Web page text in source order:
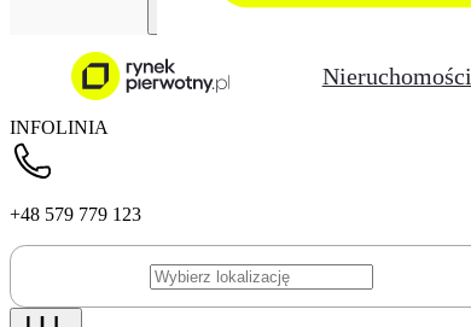
Nieruchomości
INFOLINIA
+48 579 779 123